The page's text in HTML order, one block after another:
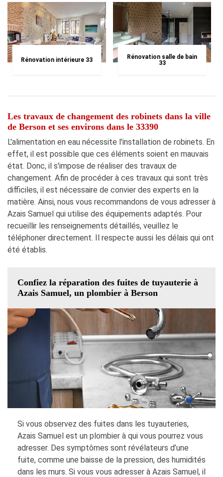
Rénovation intérieure 33
Rénovation salle de bain
33
Les travaux de changement des robinets dans la ville
de Berson et ses environs dans le 33390
L'alimentation en eau nécessite l'installation de robinets. En
effet, il est possible que ces éléments soient en mauvais
état. Donc, il s'impose de réaliser des travaux de
changement. Afin de procéder à ces travaux qui sont très
difficiles, il est nécessaire de convier des experts en la
matière. Ainsi, nous vous recommandons de vous adresser à
Azais Samuel qui utilise des équipements adaptés. Pour
recueillir les renseignements détaillés, veuillez le
téléphoner directement. Il respecte aussi les délais qui ont
été établis.
Confiez la réparation des fuites de tuyauterie à
Azais Samuel, un plombier à Berson
Si vous observez des fuites dans les tuyauteries,
Azais Samuel est un plombier à qui vous pourrez vous
adresser. Des symptômes sont révélateurs d’une
fuite, comme une baisse de la pression, des humidités
dans les murs. Si vous vous adresser à Azais Samuel, il